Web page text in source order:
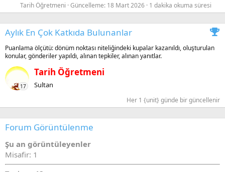
Tarih Öğretmeni Güncelleme: 18 Mart 2026 1 dakika okuma süresi
Aylık En Çok Katkıda Bulunanlar
Puanlama ölçütü: dönüm noktası niteliğindeki kupalar kazanıldı, oluşturulan
konular, gönderiler yapıldı, alınan tepkiler, alınan yanıtlar.
17
Tarih Öğretmeni
Sultan
Her 1 {unit} günde bir güncellenir
Forum Görüntülenme
Şu an görüntüleyenler
Misafir: 1